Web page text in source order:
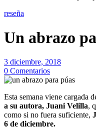
reseña
Un abrazo
3 diciembre, 2018
0 Comentarios
Esta semana viene cargada
a su autora, Juani Velilla,
como si no fuera suficiente,
6 de diciembre.